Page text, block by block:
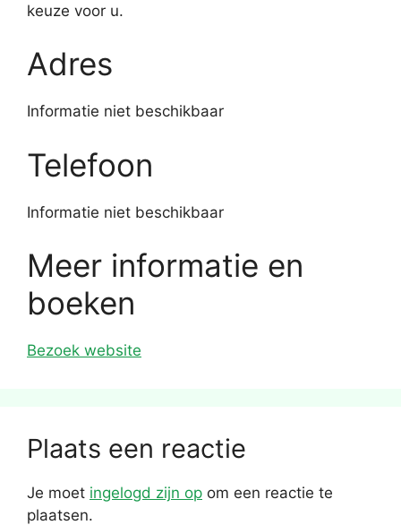
keuze voor u.
Adres
Informatie niet beschikbaar
Telefoon
Informatie niet beschikbaar
Meer informatie en
boeken
Bezoek website
Plaats een reactie
Je moet ingelogd zijn op om een reactie te
plaatsen.